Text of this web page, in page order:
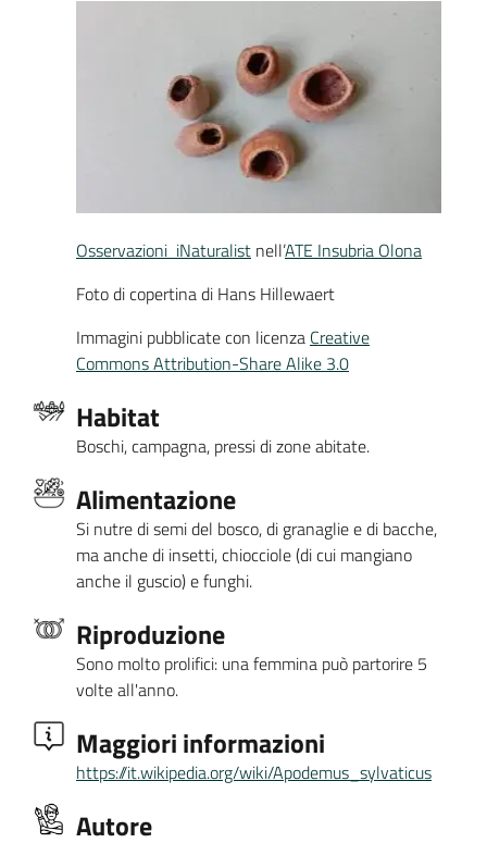
Osservazioni iNaturalist nell’ATE Insubria Olona
Foto di copertina di Hans Hillewaert
Immagini pubblicate con licenza Creative
Commons Attribution-Share Alike 3.0
Habitat
Boschi, campagna, pressi di zone abitate.
Alimentazione
Si nutre di semi del bosco, di granaglie e di bacche,
ma anche di insetti, chiocciole (di cui mangiano
anche il guscio) e funghi.
Riproduzione
Sono molto prolifici: una femmina può partorire 5
volte all'anno.
Maggiori informazioni
https://it.wikipedia.org/wiki/Apodemus_sylvaticus
Autore